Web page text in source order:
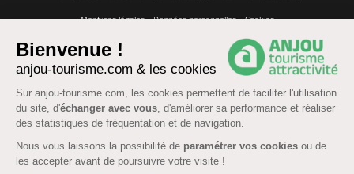
Bienvenue !
anjou-tourisme.com & les cookies
Sur anjou-tourisme.com, les cookies permettent de faciliter l'utilisation
du site, d'échanger avec vous, d'améliorer sa performance et réaliser
des statistiques de fréquentation et de navigation.
Nous vous laissons la possibilité de paramétrer vos cookies ou de
les accepter avant de poursuivre votre visite !
Mentions légales-Données personnelles-Cookies
Accessibilité : partiellement conforme